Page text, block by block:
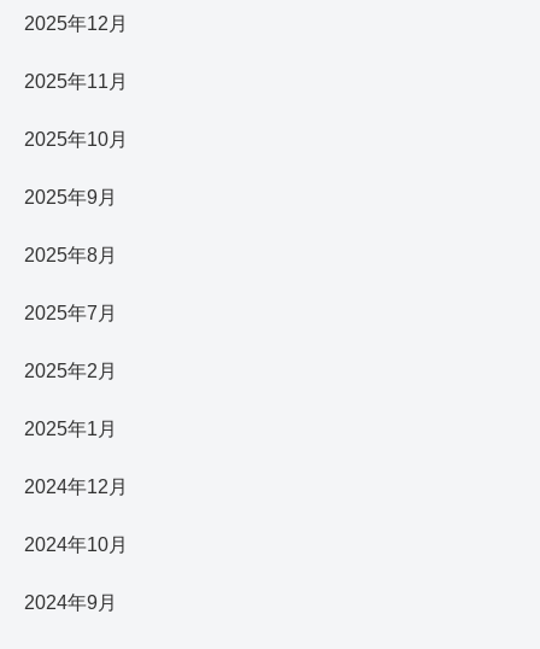
2025年12月
2025年11月
2025年10月
2025年9月
2025年8月
2025年7月
2025年2月
2025年1月
2024年12月
2024年10月
2024年9月